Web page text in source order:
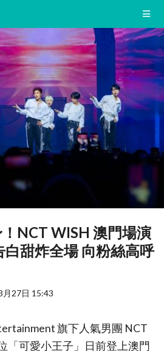
NCT WISH 澳門場演
白甜炸全場 向粉絲高呼
月27日 15:43
旗下人氣男團 NCT
「可愛小王子」日前登上澳門